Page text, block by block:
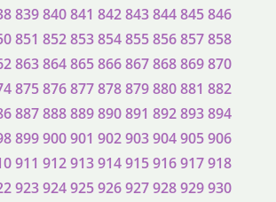
839840841 842843844845846
851 852853854855856857858
863864865866867868869870
875876877878879880881 882
887888889890891 892893894
899900901 902903904905906
911 912913914915916917918
923924925926927928929930